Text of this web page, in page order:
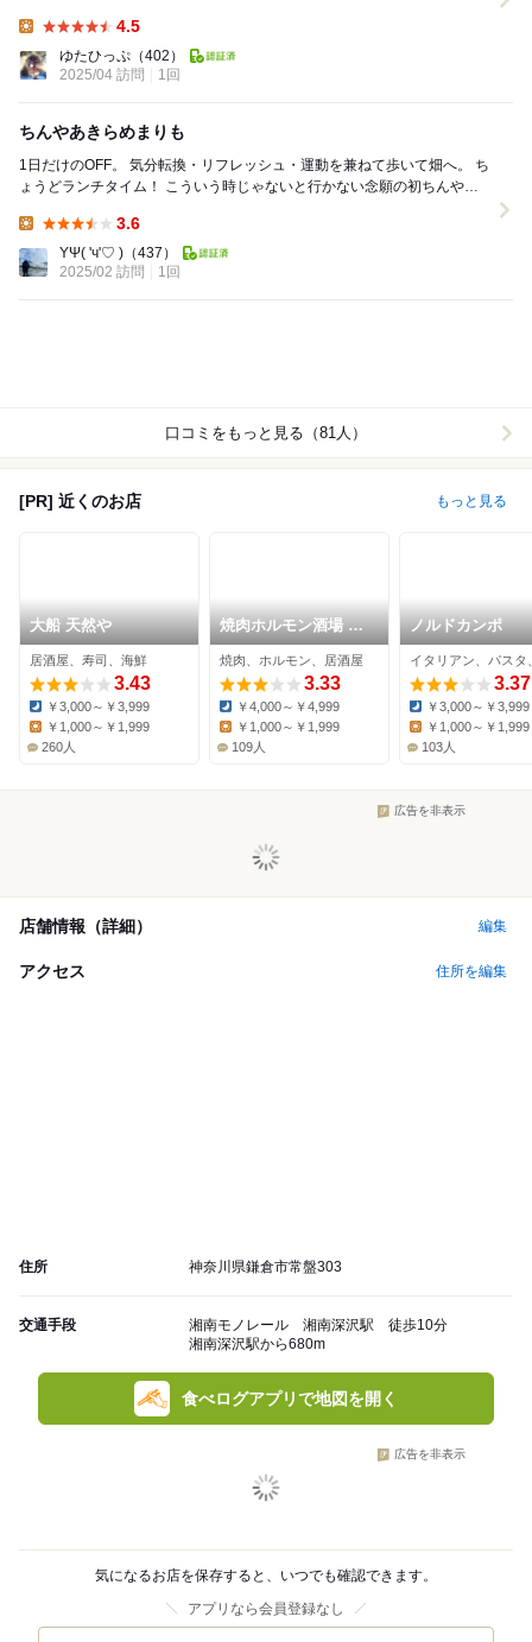
4.5
ゆたひっぷ （402）
2025/04 訪問
1回
ちんやあきらめまりも
1日だけのOFF。 気分転換・リフレッシュ・運動を兼ねて歩いて畑へ。 ち
ょうどランチタイム！ こういう時じゃないと行かない念願の初ちんやへ
3.6
YΨ( 'ч'♡ ) （437）
2025/02 訪問
1回
口コミをもっと見る（81人）
[PR] 近くのお店 もっと見る
大船 天然や
居酒屋、寿司、海鮮
3.43
Dinner:
￥3,000～￥3,999
￥1,000～￥1,999
260人
焼肉ホルモン酒場 陽
真
焼肉、ホルモン、居酒屋
3.33
Dinner:
￥4,000～￥4,999
￥1,000～￥1,999
109人
ノルドカンポ
イタリアン、パスタ
3.37
Dinner:
￥3,000～￥3,999
￥1,000～￥1,999
103人
広告を非表示
店舗情報（詳細） 編集
アクセス 住所を編集
住所 神奈川県鎌倉市常盤303
交通手段
湘南モノレール 湘南深沢駅 徒歩10分
湘南深沢駅から680m
食べログアプリで地図を開く
広告を非表示
気になるお店を保存すると、いつでも確認できます。
アプリなら会員登録なし